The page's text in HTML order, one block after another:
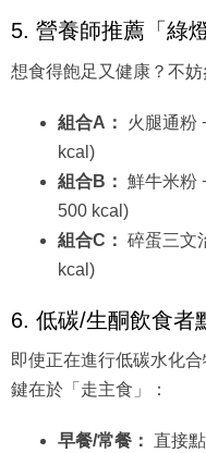
5. 營養師推薦「綠
想食得飽足又健康？不妨
組合A：
火腿通粉
kcal)
組合B： 鮮牛米粉
500 kcal)
組合C： 碎蛋三文
kcal)
6. 低碳/生酮飲食者
即使正在進行低碳水化
鍵在於「走主食」：
早餐/常餐：
直接